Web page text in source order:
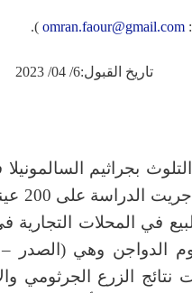
omran.faour@gmail.com
).
بجراثيم
الدواجن في
في المحلات التجارية
الدواجن وهي (الصدر –
الزرع الجرثومي